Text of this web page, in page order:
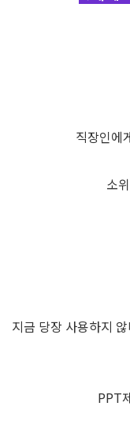
직장인에
소
지금 당장 사용하지
PPT